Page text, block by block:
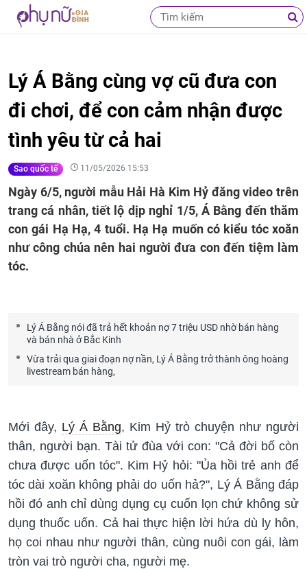
Lý Á Bằng cùng vợ cũ đưa con
đi chơi, để con cảm nhận được
tình yêu từ cả hai
Sao quốc tế 11/05/2026 15:53
Ngày 6/5, người mẫu Hải Hà Kim Hỷ đăng video trên
trang cá nhân, tiết lộ dịp nghỉ 1/5, Á Bằng đến thăm
con gái Hạ Hạ, 4 tuổi. Hạ Hạ muốn có kiểu tóc xoăn
như công chúa nên hai người đưa con đến tiệm làm
tóc.
Lý Á Bằng nói đã trả hết khoản nợ 7 triệu USD nhờ bán hàng
và bán nhà ở Bắc Kinh
Vừa trải qua giai đoạn nợ nần, Lý Á Bằng trở thành ông hoàng
livestream bán hàng,
Mới đây, Lý Á Bằng, Kim Hỷ trò chuyện như người
thân, người bạn. Tài tử đùa với con: "Cả đời bố còn
chưa được uốn tóc". Kim Hỷ hỏi: "Ủa hồi trẻ anh để
tóc dài xoăn không phải do uốn hả?", Lý Á Bằng đáp
hồi đó anh chỉ dùng dụng cụ cuốn lọn chứ không sử
dụng thuốc uốn. Cả hai thực hiện lời hứa dù ly hôn,
họ coi nhau như người thân, cùng nuôi con gái, làm
tròn vai trò người cha, người mẹ.